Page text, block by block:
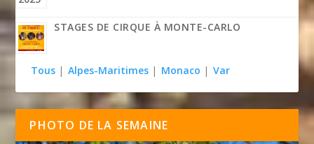
STAGES DE CIRQUE À MONTE-CARLO
Tous | Alpes-Maritimes | Monaco | Var
PHOTO DE LA SEMAINE